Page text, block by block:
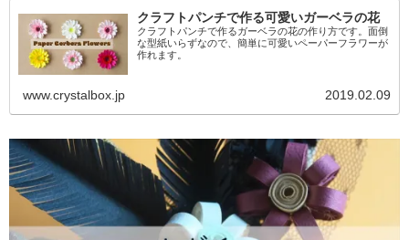
クラフトパンチで作る可愛いガーベラの花
クラフトパンチで作るガーベラの花の作り方です。面倒
な型紙いらずなので、簡単に可愛いペーパーフラワーが
作れます。
www.crystalbox.jp 2019.02.09